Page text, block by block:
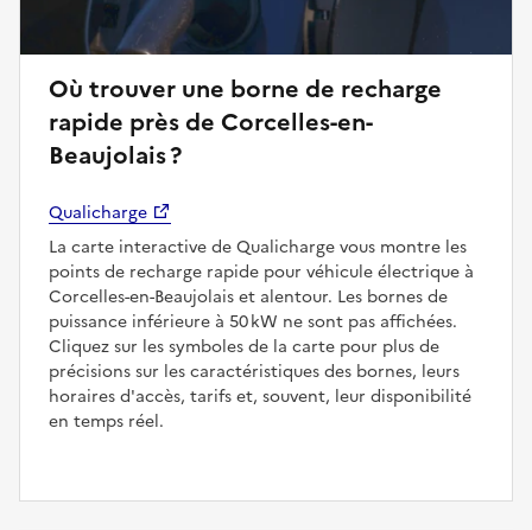
Où trouver une borne de recharge
rapide près de Corcelles-en-
Beaujolais ?
Qualicharge
La carte interactive de Qualicharge vous montre les
points de recharge rapide pour véhicule électrique à
Corcelles-en-Beaujolais et alentour. Les bornes de
puissance inférieure à 50 kW ne sont pas affichées.
Cliquez sur les symboles de la carte pour plus de
précisions sur les caractéristiques des bornes, leurs
horaires d'accès, tarifs et, souvent, leur disponibilité
en temps réel.